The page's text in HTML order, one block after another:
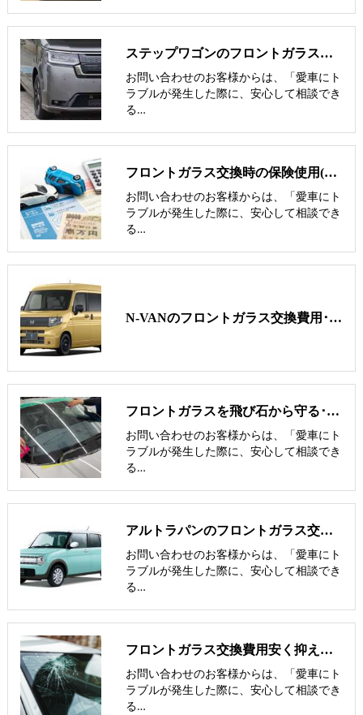
ステップワゴンのフロントガラス交換費用･飛び石修理費用･低価格ガラス
お問い合わせのお客様からは、「愛車にト
ラブルが発生した際に、安心して相談でき
る…
フロントガラス交換時の保険使用(保険修理と実費修理の見極め)
お問い合わせのお客様からは、「愛車にト
ラブルが発生した際に、安心して相談でき
る…
N-VANのフロントガラス交換費用･飛び石修理費用･低価格ガラス紹介
フロントガラスを飛び石から守る･避ける方法･傷･割れにくくするには
お問い合わせのお客様からは、「愛車にト
ラブルが発生した際に、安心して相談でき
る…
アルトラパンのフロントガラス交換費用･飛び石修理費用･低価格ガラス紹介
お問い合わせのお客様からは、「愛車にト
ラブルが発生した際に、安心して相談でき
る…
フロントガラス交換費用安く抑える/車輌保険でお見舞金-nexus岡山･倉敷
お問い合わせのお客様からは、「愛車にト
ラブルが発生した際に、安心して相談でき
る…